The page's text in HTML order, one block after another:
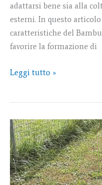
adattarsi bene sia alla
esterni. In questo
caratteristiche del
favorire la formazione di
Leggi tutto »
I
bambù
del
mio
vicino